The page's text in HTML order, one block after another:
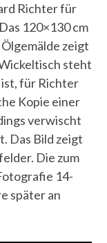
Richter für
120×130 cm
zeigt
steht
ist, für Richter
Kopie einer
verwischt
Das Bild zeigt
Die zum
14-
später an